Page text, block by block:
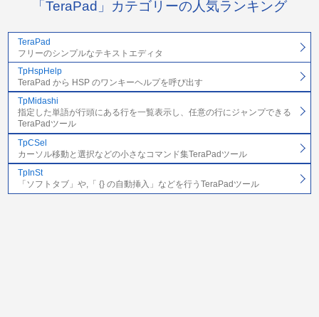
「TeraPad」カテゴリーの人気ランキング
TeraPad
フリーのシンプルなテキストエディタ
TpHspHelp
TeraPad から HSP のワンキーヘルプを呼び出す
TpMidashi
指定した単語が行頭にある行を一覧表示し、任意の行にジャンプできる
TeraPadツール
TpCSel
カーソル移動と選択などの小さなコマンド集TeraPadツール
TpInSt
「ソフトタブ」や,「 {} の自動挿入」などを行うTeraPadツール